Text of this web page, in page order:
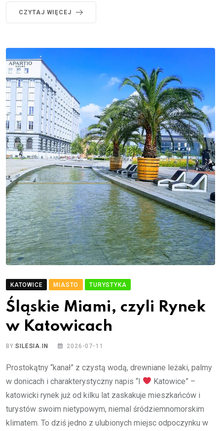
CZYTAJ WIĘCEJ
KATOWICE MIASTO TURYSTYKA
Śląskie Miami, czyli Rynek
w Katowicach
BYSILESIA.IN 2026-07-11
Prostokątny “kanał” z czystą wodą, drewniane leżaki, palmy
w donicach i charakterystyczny napis “I
Katowice” –
katowicki rynek już od kilku lat zaskakuje mieszkańców i
turystów swoim nietypowym, niemal śródziemnomorskim
klimatem. To dziś jedno z ulubionych miejsc odpoczynku w